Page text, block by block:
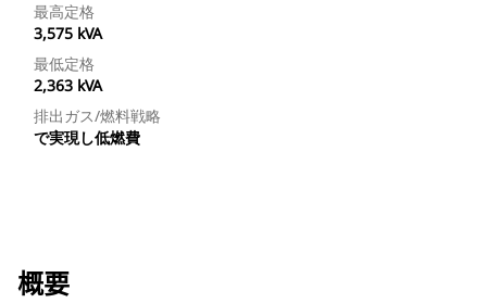
最高定格
3,575 kVA
最低定格
2,363 kVA
排出ガス/燃料戦略
で実現し低燃費
概要